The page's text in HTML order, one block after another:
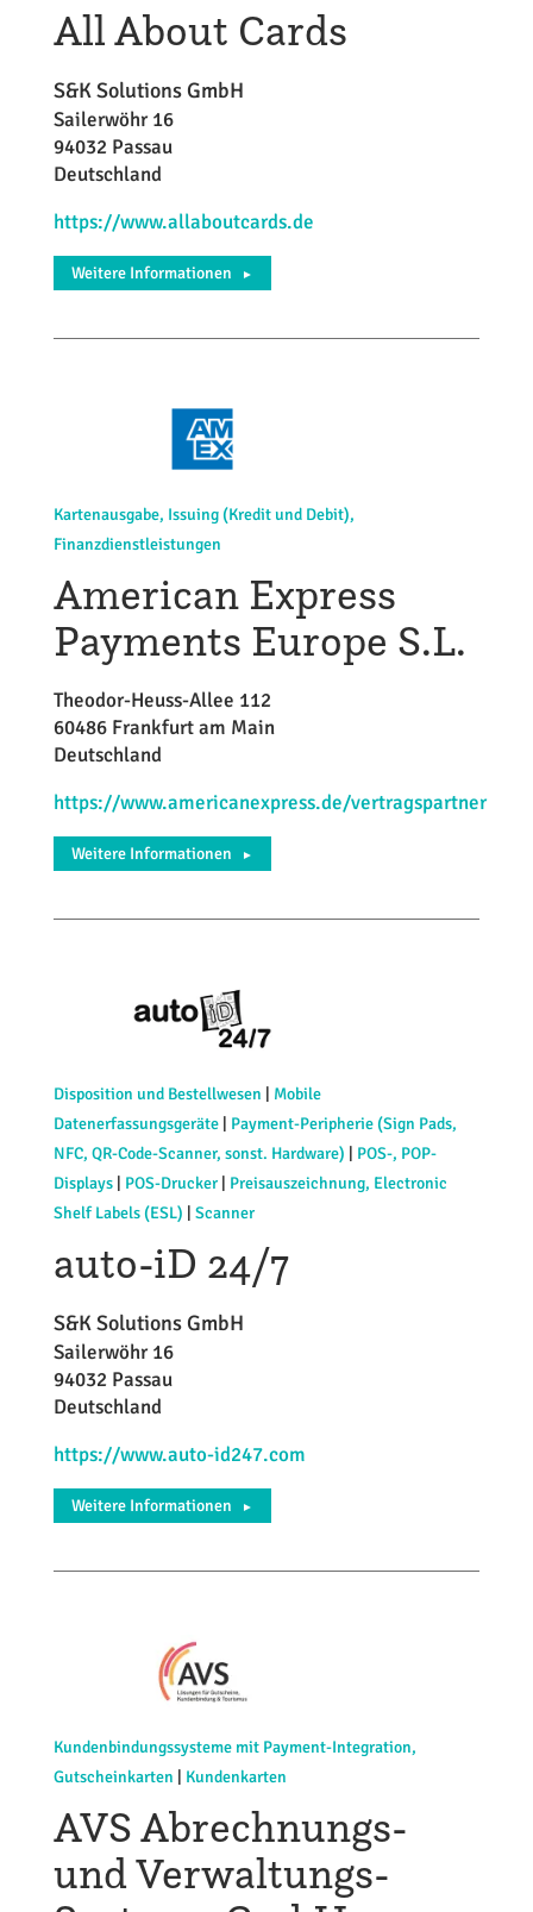
All About Cards
S&K Solutions GmbH
Sailerwöhr 16
94032 Passau
Deutschland
https://www.allaboutcards.de
Weitere Informationen ►
Kartenausgabe, Issuing (Kredit und Debit),
Finanzdienstleistungen
American Express
Payments Europe S.L.
Theodor-Heuss-Allee 112
60486 Frankfurt am Main
Deutschland
https://www.americanexpress.de/vertragspartner
Weitere Informationen ►
Disposition und Bestellwesen
Mobile
Datenerfassungsgeräte| Payment-Peripherie (Sign Pads,
NFC, QR-Code-Scanner, sonst. Hardware)
POS-, POP-
Displays| POS-Drucker| Preisauszeichnung, Electronic
Shelf Labels (ESL)
Scanner
auto-iD 24/7
S&K Solutions GmbH
Sailerwöhr 16
94032 Passau
Deutschland
https://www.auto-id247.com
Weitere Informationen ►
Kundenbindungssysteme mit Payment-Integration,
Gutscheinkarten
Kundenkarten
AVS Abrechnungs-
und Verwaltungs-